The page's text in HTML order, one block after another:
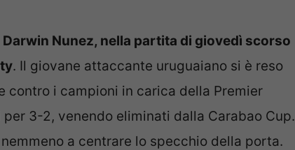
Darwin Nunez, nella partita di giovedì scorso
. Il giovane attaccante uruguaiano si è reso
i campioni in carica della Premier
3-2, venendo eliminati dalla Carabao Cup.
a centrare lo specchio della porta.